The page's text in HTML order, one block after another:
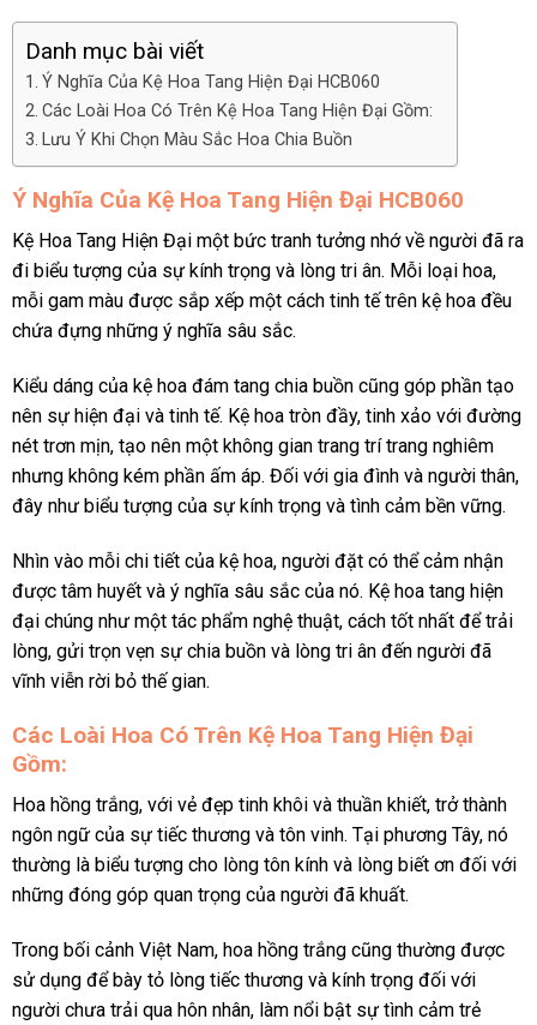
Danh mục bài viết
Ý Nghĩa Của Kệ Hoa Tang Hiện Đại HCB060
Các Loài Hoa Có Trên Kệ Hoa Tang Hiện Đại Gồm:
Lưu Ý Khi Chọn Màu Sắc Hoa Chia Buồn
Ý Nghĩa Của Kệ Hoa Tang Hiện Đại HCB060
Kệ Hoa Tang Hiện Đại một bức tranh tưởng nhớ về người đã ra
đi biểu tượng của sự kính trọng và lòng tri ân. Mỗi loại hoa,
mỗi gam màu được sắp xếp một cách tinh tế trên kệ hoa đều
chứa đựng những ý nghĩa sâu sắc.
Kiểu dáng của kệ hoa đám tang chia buồn cũng góp phần tạo
nên sự hiện đại và tinh tế. Kệ hoa tròn đầy, tinh xảo với đường
nét trơn mịn, tạo nên một không gian trang trí trang nghiêm
nhưng không kém phần ấm áp. Đối với gia đình và người thân,
đây như biểu tượng của sự kính trọng và tình cảm bền vững.
Nhìn vào mỗi chi tiết của kệ hoa, người đặt có thể cảm nhận
được tâm huyết và ý nghĩa sâu sắc của nó. Kệ hoa tang hiện
đại chúng như một tác phẩm nghệ thuật, cách tốt nhất để trải
lòng, gửi trọn vẹn sự chia buồn và lòng tri ân đến người đã
vĩnh viễn rời bỏ thế gian.
Các Loài Hoa Có Trên Kệ Hoa Tang Hiện Đại
Gồm:
Hoa hồng trắng, với vẻ đẹp tinh khôi và thuần khiết, trở thành
ngôn ngữ của sự tiếc thương và tôn vinh. Tại phương Tây, nó
thường là biểu tượng cho lòng tôn kính và lòng biết ơn đối với
những đóng góp quan trọng của người đã khuất.
Trong bối cảnh Việt Nam, hoa hồng trắng cũng thường được
sử dụng để bày tỏ lòng tiếc thương và kính trọng đối với
người chưa trải qua hôn nhân, làm nổi bật sự tình cảm trẻ